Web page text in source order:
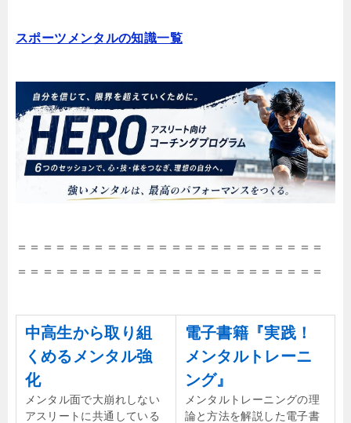
スポーツメンタルの知識一覧
＝＝＝＝＝＝＝＝＝＝＝＝＝＝＝＝＝＝＝＝＝＝＝＝
＝＝＝＝＝＝＝＝＝＝＝＝＝＝＝＝＝＝＝＝＝＝＝＝
中高生から取り組
くめるメンタル強
化
メンタル面で大崩れしない
アスリートに共通している
電子書籍『実践！
メンタルトレーニ
ング』
メンタルトレーニングの理
論と方法を解説した電子書